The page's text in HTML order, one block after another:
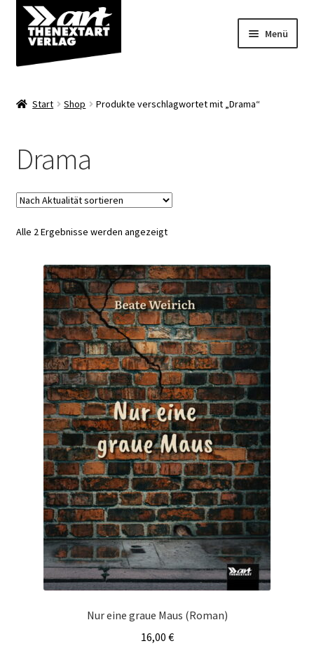
Zur
Navigation
springen
Zum
Inhalt
springen
Menü
Über uns
Start Shop Produkte verschlagwortet mit „Drama“
Drama
Alle 2 Ergebnisse werden angezeigtNach
Nur eine graue Maus (Roman)
16,00 €